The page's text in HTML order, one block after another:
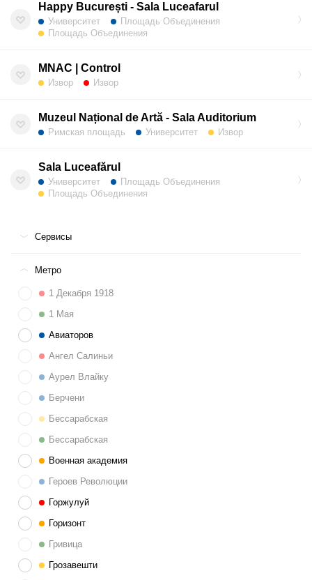
Happy București - Sala Luceafarul
Университет
Площадь Объединения
Площадь Объединения
MNAC | Control
Извор Извор
Muzeul Național de Artă - Sala Auditorium
Римская площадь Университет Извор
Sala Luceafărul
Университет
Площадь Объединения
Площадь Объединения
Сервисы
Метро
1 Декабря 1918
1 Мая
Авиаторов
Ангел Салиньи
Аурел Влайку
Берчени
Бессарабская
Бессарабская
Военная академия
Героев Революции
Горжулуй
Горизонт
Гривица
Грозавешти